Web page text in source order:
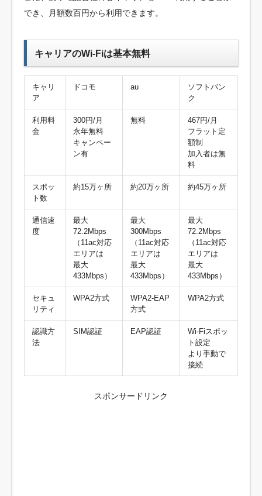
でき、月額数百円から利用できます。
キャリアのWi-Fiは基本無料
キャリ
ア
ドコモ au
ソフトバン
ク
利用料
金
300円/月
永年無料
キャンペー
ン有
無料
467円/月
フラット定
額制
加入者は無
料
スポッ
ト数
約15万ヶ所 約20万ヶ所 約45万ヶ所
通信速
度
最大
72.2Mbps
（11ac対応
エリアは
最大
433Mbps）
最大
300Mbps
（11ac対応
エリアは
最大
433Mbps）
最大
72.2Mbps
（11ac対応
エリアは
最大
433Mbps）
セキュ
リティ
WPA2方式
WPA2-EAP
方式
WPA2方式
認識方
法
SIM認証 EAP認証
Wi-Fiスポッ
ト設定
より手動で
接続
スポンサードリンク